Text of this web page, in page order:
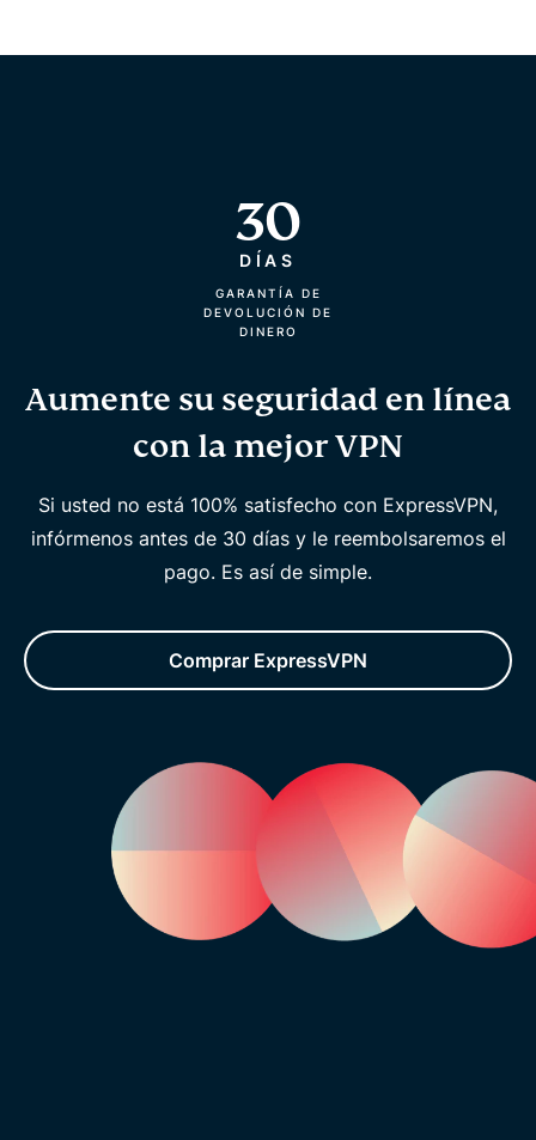
30
DÍAS
GARANTÍA DE
DEVOLUCIÓN DE
DINERO
Aumente su seguridad en línea
con la mejor VPN
Si usted no está 100% satisfecho con ExpressVPN,
infórmenos antes de 30 días y le reembolsaremos el
pago. Es así de simple.
Comprar ExpressVPN